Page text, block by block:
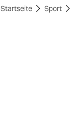
themen
Startseite Sport